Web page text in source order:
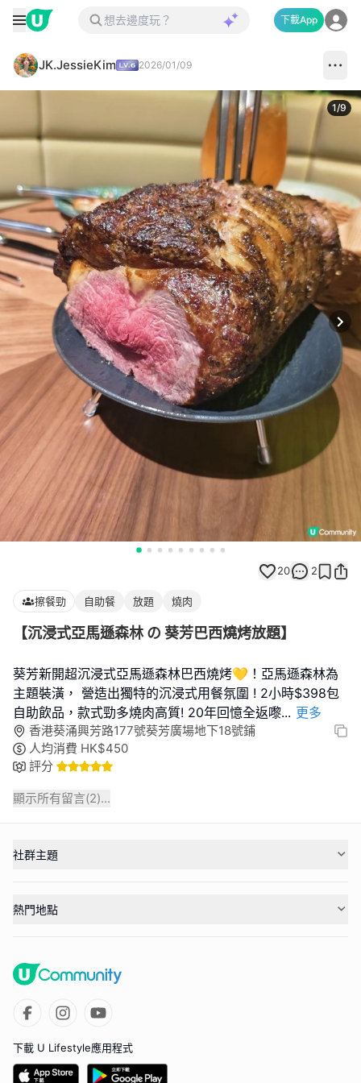
下載App
JK.JessieKim 2026/01/09
1/9
20 2
擦餐勁 自助餐 放題 燒肉
【沉浸式亞馬遜森林 の 葵芳巴西燒烤放題】
葵芳新開超沉浸式亞馬遜森林巴西燒烤💛！亞馬遜森林為
主題裝潢， 營造出獨特的沉浸式用餐氛圍 ! 2小時$398包
自助飲品，款式勁多燒肉高質! 20年回憶全返嚟... 更多
香港葵涌興芳路177號葵芳廣場地下18號鋪
人均消費 HK$450
評分
顯示所有留言(2)...
社群主題
熱門地點
下載 U Lifestyle應用程式